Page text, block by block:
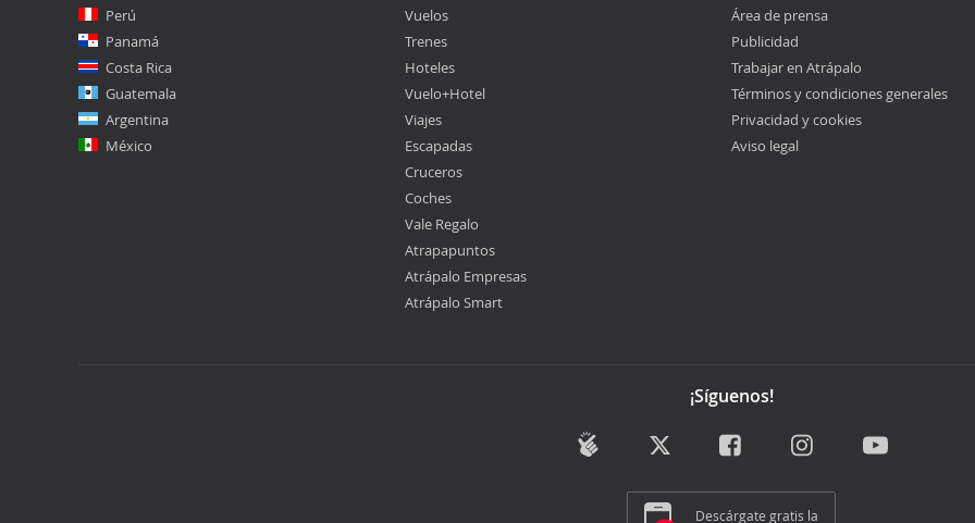
Perú
Panamá
Costa Rica
Guatemala
Argentina
México
Vuelos
Trenes
Hoteles
Vuelo+Hotel
Viajes
Escapadas
Cruceros
Coches
Vale Regalo
Atrapapuntos
Atrápalo Empresas
Atrápalo Smart
Área de prensa
Publicidad
Trabajar en Atrápalo
Términos y condiciones generales
Privacidad y cookies
Aviso legal
¡Síguenos!
Descárgate gratis la